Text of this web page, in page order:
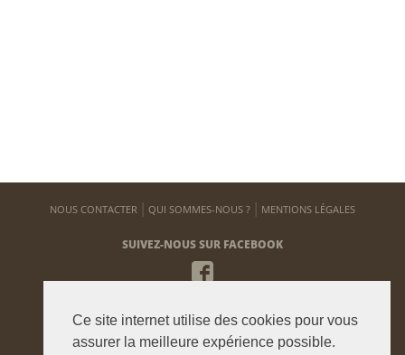
Ce site internet utilise des cookies pour vous
assurer la meilleure expérience possible.
NOUS CONTACTER QUI SOMMES-NOUS ? MENTIONS LÉGALES
SUIVEZ-NOUS SUR FACEBOOK
NEWSLETTER
Pour vous tenir informé de notre actualité